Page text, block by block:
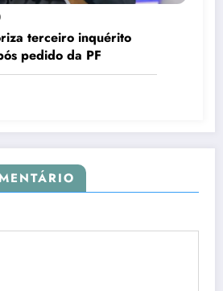
terceiro inquérito
pedido da PF